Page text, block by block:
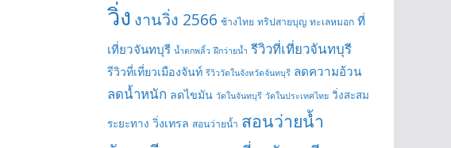
วิ่ง งานวิ่ง 2566 ช้างไทย ทริปสายบุญ ทะเลหมอก ที่
เที่ยวจันทบุรี น้ำตกพลิ้ว ฝึกว่ายน้ำ รีวิวที่เที่ยวจันทบุรี
รีวิวที่เที่ยวเมืองจันท์ รีวิววัดในจังหวัดจันทบุรี ลดความอ้วน
ลดน้ำหนัก ลดไขมัน วัดในจันทบุรี วัดในประเทศไทย วิ่งสะสม
ระยะทาง วิ่งเทรล สอนว่ายน้ำ สอนว่ายน้ำ